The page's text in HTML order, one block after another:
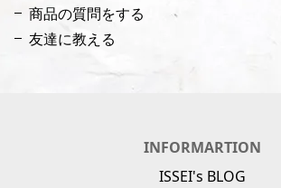
商品の質問をする
友達に教える
INFORMARTION
ISSEI's BLOG